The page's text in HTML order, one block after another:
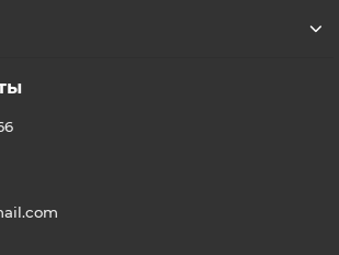
требуют подключения к электросети,
значительную площадь вокруг себя,
излучая интенсивное тепло и
ручки, их можно легко установить в